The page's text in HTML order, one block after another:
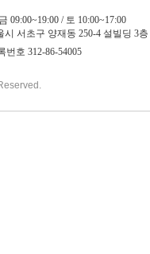
09:00~19:00 / 토 10:00~17:00
시 서초구 양재동 250-4 설빌딩 3층
번호 312-86-54005